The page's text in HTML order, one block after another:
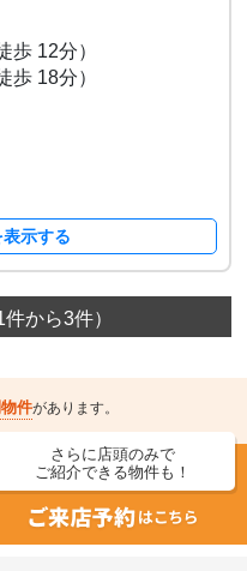
歩 12分）
歩 18分）
示する
件から3件）
件があります。
さらに店頭のみで
ご紹介できる物件も！